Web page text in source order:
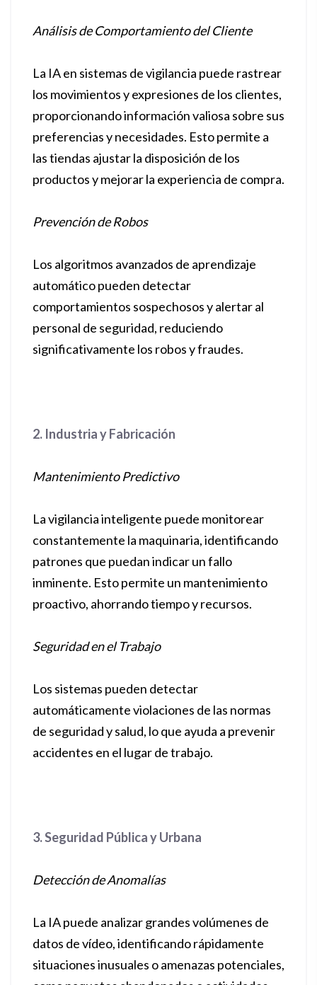
Análisis de Comportamiento del Cliente
La IA en sistemas de vigilancia puede rastrear
los movimientos y expresiones de los clientes,
proporcionando información valiosa sobre sus
preferencias y necesidades. Esto permite a
las tiendas ajustar la disposición de los
productos y mejorar la experiencia de compra.
Prevención de Robos
Los algoritmos avanzados de aprendizaje
automático pueden detectar
comportamientos sospechosos y alertar al
personal de seguridad, reduciendo
significativamente los robos y fraudes.
2. Industria y Fabricación
Mantenimiento Predictivo
La vigilancia inteligente puede monitorear
constantemente la maquinaria, identificando
patrones que puedan indicar un fallo
inminente. Esto permite un mantenimiento
proactivo, ahorrando tiempo y recursos.
Seguridad en el Trabajo
Los sistemas pueden detectar
automáticamente violaciones de las normas
de seguridad y salud, lo que ayuda a prevenir
accidentes en el lugar de trabajo.
3. Seguridad Pública y Urbana
Detección de Anomalías
La IA puede analizar grandes volúmenes de
datos de vídeo, identificando rápidamente
situaciones inusuales o amenazas potenciales,